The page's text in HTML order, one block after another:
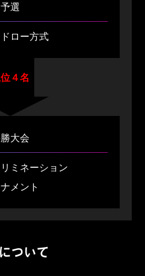
予選
ロー方式
４名
大会
ミネーション
メント
ついて